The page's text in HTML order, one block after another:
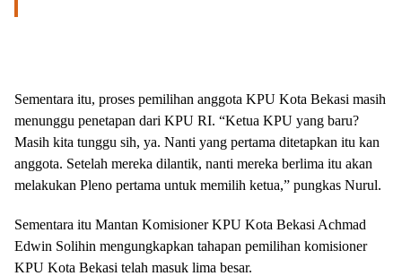
Sementara itu, proses pemilihan anggota KPU Kota Bekasi masih
menunggu penetapan dari KPU RI. “Ketua KPU yang baru?
Masih kita tunggu sih, ya. Nanti yang pertama ditetapkan itu kan
anggota. Setelah mereka dilantik, nanti mereka berlima itu akan
melakukan Pleno pertama untuk memilih ketua,” pungkas Nurul.
Sementara itu Mantan Komisioner KPU Kota Bekasi Achmad
Edwin Solihin mengungkapkan tahapan pemilihan komisioner
KPU Kota Bekasi telah masuk lima besar.